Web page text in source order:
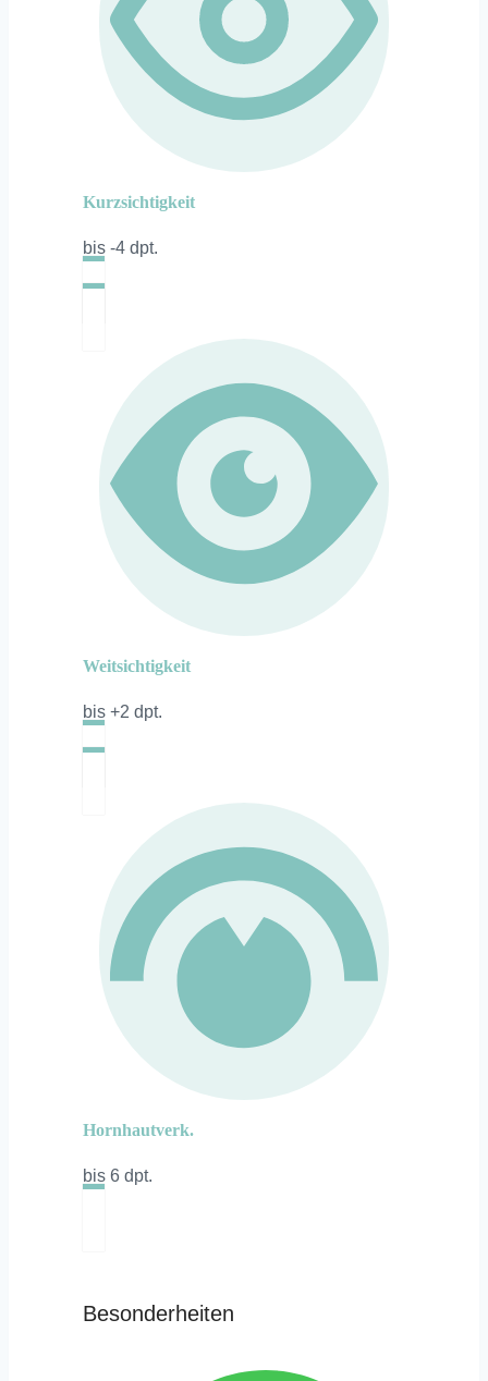
Kurzsichtigkeit
bis -4 dpt.
Weitsichtigkeit
bis +2 dpt.
Hornhautverk.
bis 6 dpt.
Besonderheiten